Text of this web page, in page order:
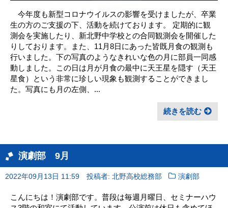
今年度も新型コロナウイルスの影響を受けましたが、卒業
生の方のご支援の下、活動を続けております。 定期的に観
測会を実施したり、新北野中学校との合同観測会を開催した
りしております。また、11月8日にあった皆既月食の観測も
行いました。下の写真のようなきれいな色の月に部員一同感
動しました。この日は月が月食の最中に天王星を隠す（天王
星食）という非常に珍しい現象も観測することができまし
た。写真にも月の左側、...
続きを読む
演劇部 9月
2022年09月13日 11:59 投稿者: 北野高校総務部 演劇部
こんにちは！演劇部です。普段は毎週月曜日、セミナーハウ